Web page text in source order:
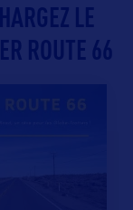
LE
ROUTE 66